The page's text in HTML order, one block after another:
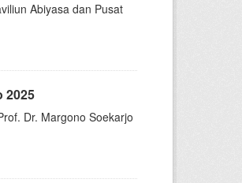
Abiyasa dan Pusat
2025
Dr. Margono Soekarjo